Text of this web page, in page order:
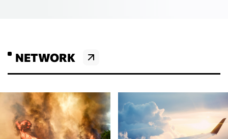
NETWORK